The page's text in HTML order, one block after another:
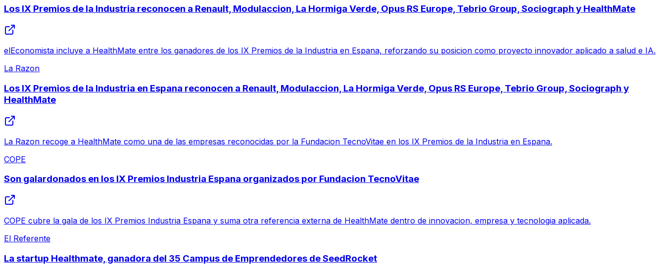
Los IX Premios de la Industria reconocen a Renault, Modulaccion, La Hormiga Verde, Opus RS Europe, Tebrio Group, Sociograph y HealthMate
elEconomista incluye a HealthMate entre los ganadores de los IX Premios de la Industria en Espana, reforzando su posicion como proyecto innovador aplicado a salud e IA.
La Razon
Los IX Premios de la Industria en Espana reconocen a Renault, Modulaccion, La Hormiga Verde, Opus RS Europe, Tebrio Group, Sociograph y
HealthMate
La Razon recoge a HealthMate como una de las empresas reconocidas por la Fundacion TecnoVitae en los IX Premios de la Industria en Espana.
COPE
Son galardonados en los IX Premios Industria Espana organizados por Fundacion TecnoVitae
COPE cubre la gala de los IX Premios Industria Espana y suma otra referencia externa de HealthMate dentro de innovacion, empresa y tecnologia aplicada.
El Referente
La startup Healthmate, ganadora del 35 Campus de Emprendedores de SeedRocket